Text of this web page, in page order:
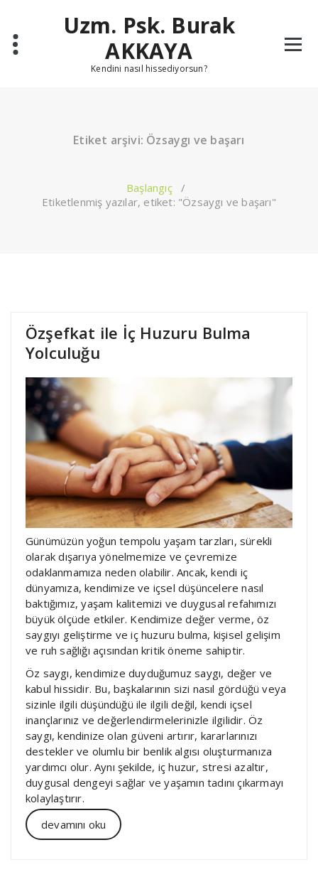
Uzm. Psk. Burak
AKKAYA
Kendini nasıl hissediyorsun?
Etiket arşivi: Özsaygı ve başarı
Başlangıç/
Etiketlenmiş yazılar, etiket: "Özsaygı ve başarı"
Özşefkat ile İç Huzuru Bulma
Yolculuğu
Günümüzün yoğun tempolu yaşam tarzları, sürekli
olarak dışarıya yönelmemize ve çevremize
odaklanmamıza neden olabilir. Ancak, kendi iç
dünyamıza, kendimize ve içsel düşüncelere nasıl
baktığımız, yaşam kalitemizi ve duygusal refahımızı
büyük ölçüde etkiler. Kendimize değer verme, öz
saygıyı geliştirme ve iç huzuru bulma, kişisel gelişim
ve ruh sağlığı açısından kritik öneme sahiptir.
Öz saygı, kendimize duyduğumuz saygı, değer ve
kabul hissidir. Bu, başkalarının sizi nasıl gördüğü veya
sizinle ilgili düşündüğü ile ilgili değil, kendi içsel
inançlarınız ve değerlendirmelerinizle ilgilidir. Öz
saygı, kendinize olan güveni artırır, kararlarınızı
destekler ve olumlu bir benlik algısı oluşturmanıza
yardımcı olur. Aynı şekilde, iç huzur, stresi azaltır,
duygusal dengeyi sağlar ve yaşamın tadını çıkarmayı
kolaylaştırır.
devamını oku